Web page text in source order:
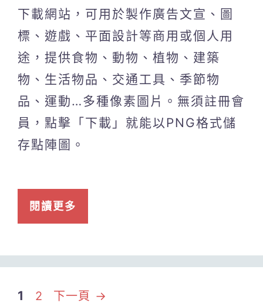
下載網站，可用於製作廣告文宣、圖
標、遊戲、平面設計等商用或個人用
途，提供食物、動物、植物、建築
物、生活物品、交通工具、季節物
品、運動…多種像素圖片。無須註冊會
員，點擊「下載」就能以PNG格式儲
存點陣圖。
閱讀更多
頁
1
頁
2 下一頁 →